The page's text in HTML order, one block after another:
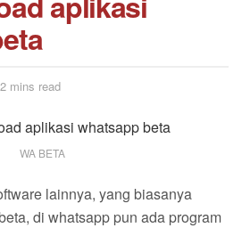
mins read
WA BETA
lainnya, yang biasanya
di whatsapp pun ada program